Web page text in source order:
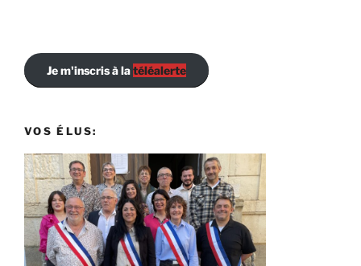
Je m'inscris à latéléalerte
VOS ÉLUS: